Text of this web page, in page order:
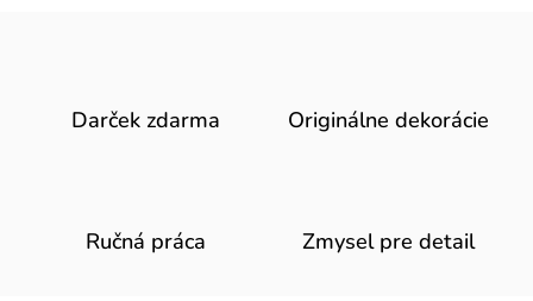
Darček zdarma Originálne dekorácie
Ručná práca Zmysel pre detail